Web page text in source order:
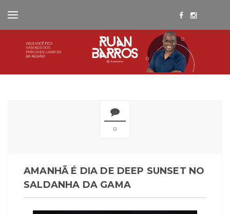
0
AMANHÃ É DIA DE DEEP SUNSET NO
SALDANHA DA GAMA